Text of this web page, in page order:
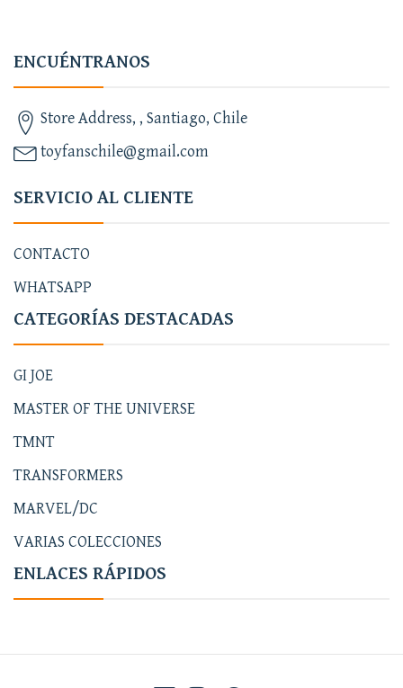
ENCUÉNTRANOS
Store Address, , Santiago, Chile
toyfanschile@gmail.com
SERVICIO AL CLIENTE
CONTACTO
WHATSAPP
CATEGORÍAS DESTACADAS
GI JOE
MASTER OF THE UNIVERSE
TMNT
TRANSFORMERS
MARVEL/DC
VARIAS COLECCIONES
ENLACES RÁPIDOS